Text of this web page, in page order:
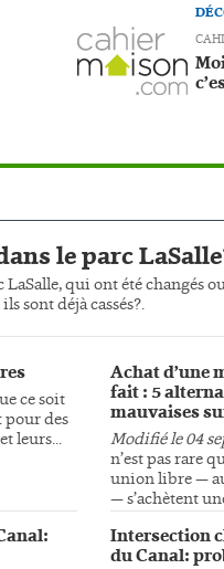
le parc
qui ont été changés
sont déjà cassés?.
ce soit
pour des
leurs...
Achat d’une
fait : 5
mauvaises
Modifié le 04
n’est pas rare
union libre —
— s’achètent
Intersection
du Canal: